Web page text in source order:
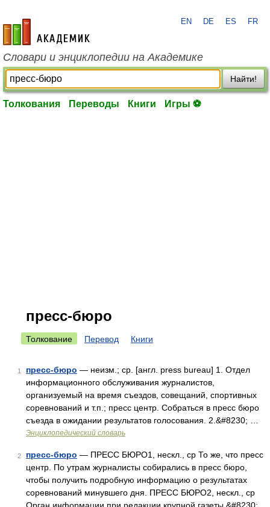
academic.ru
EN DE ES FR
Словари и энциклопедии на Академике
Найти!
Толкования Переводы Книги Игры ⚽
пресс-бюро
Толкование Перевод Книги
1 пресс-бюро — неизм.; ср. [англ. press bureau] 1. Отдел
информационного обслуживания журналистов,
организуемый на время съездов, совещаний, спортивных
соревнований и т.п.; пресс центр. Собраться в пресс бюро
съезда в ожидании результатов голосования. 2.&#8230; …
Энциклопедический словарь
2 пресс-бюро — ПРЕСС БЮРО1, нескл., ср То же, что пресс
центр. По утрам журналисты собирались в пресс бюро,
чтобы получить подробную информацию о результатах
соревнований минувшего дня. ПРЕСС БЮРО2, нескл., ср